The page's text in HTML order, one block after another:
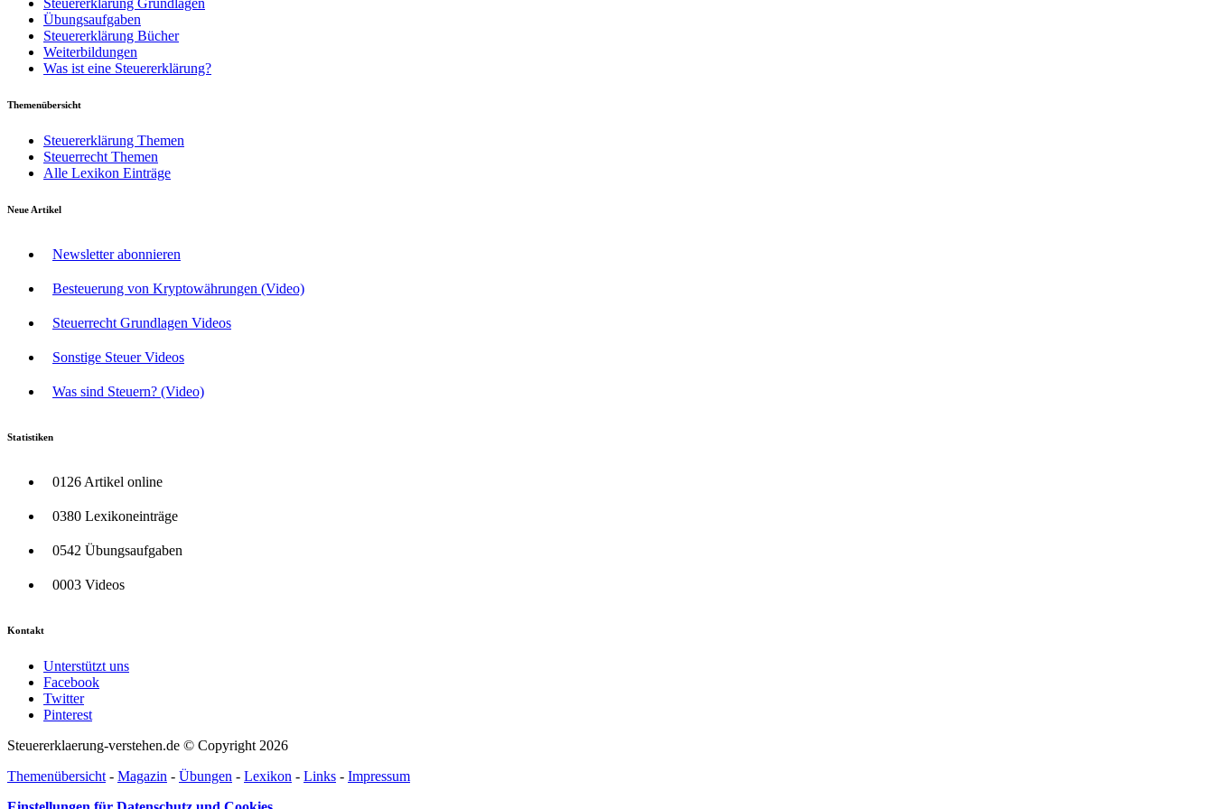
Steuererklärung Grundlagen
Übungsaufgaben
Steuererklärung Bücher
Weiterbildungen
Was ist eine Steuererklärung?
Themenübersicht
Steuererklärung Themen
Steuerrecht Themen
Alle Lexikon Einträge
Neue Artikel
Newsletter abonnieren
Besteuerung von Kryptowährungen (Video)
Steuerrecht Grundlagen Videos
Sonstige Steuer Videos
Was sind Steuern? (Video)
Statistiken
0126 Artikel online
0380 Lexikoneinträge
0542 Übungsaufgaben
0003 Videos
Kontakt
Unterstützt uns
Facebook
Twitter
Pinterest
Steuererklaerung-verstehen.de © Copyright 2026
Themenübersicht - Magazin - Übungen - Lexikon - Links - Impressum